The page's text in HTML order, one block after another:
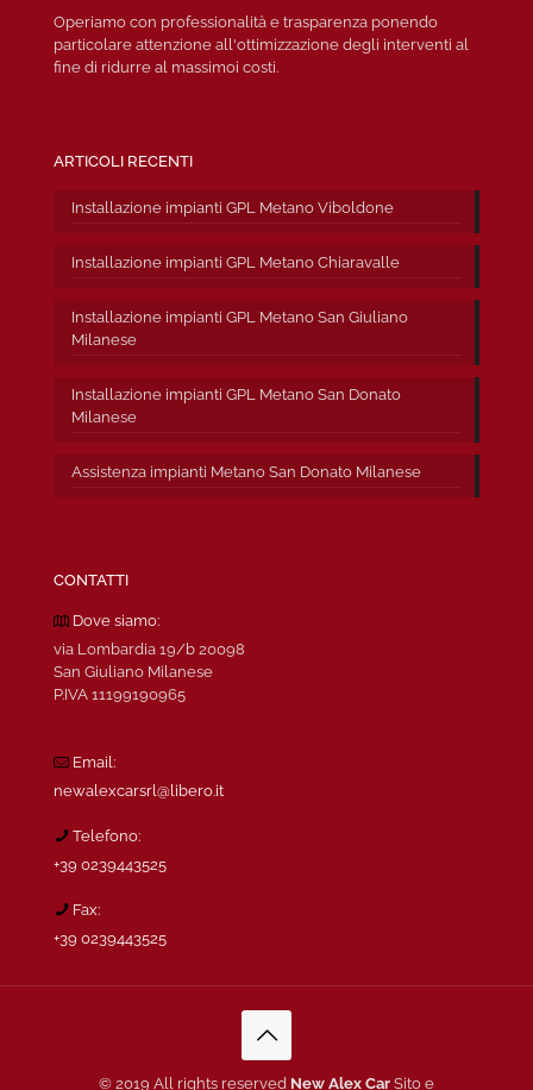
Operiamo con professionalità e trasparenza ponendo
particolare attenzione all'ottimizzazione degli interventi al
fine di ridurre al massimoi costi.
ARTICOLI RECENTI
Installazione impianti GPL Metano Viboldone
Installazione impianti GPL Metano Chiaravalle
Installazione impianti GPL Metano San Giuliano
Milanese
Installazione impianti GPL Metano San Donato
Milanese
Assistenza impianti Metano San Donato Milanese
CONTATTI
Dove siamo:
via Lombardia 19/b 20098
San Giuliano Milanese
P.IVA 11199190965
Email:
newalexcarsrl@libero.it
Telefono:
+39 0239443525
Fax:
+39 0239443525
© 2019 All rights reserved New Alex Car Sito e